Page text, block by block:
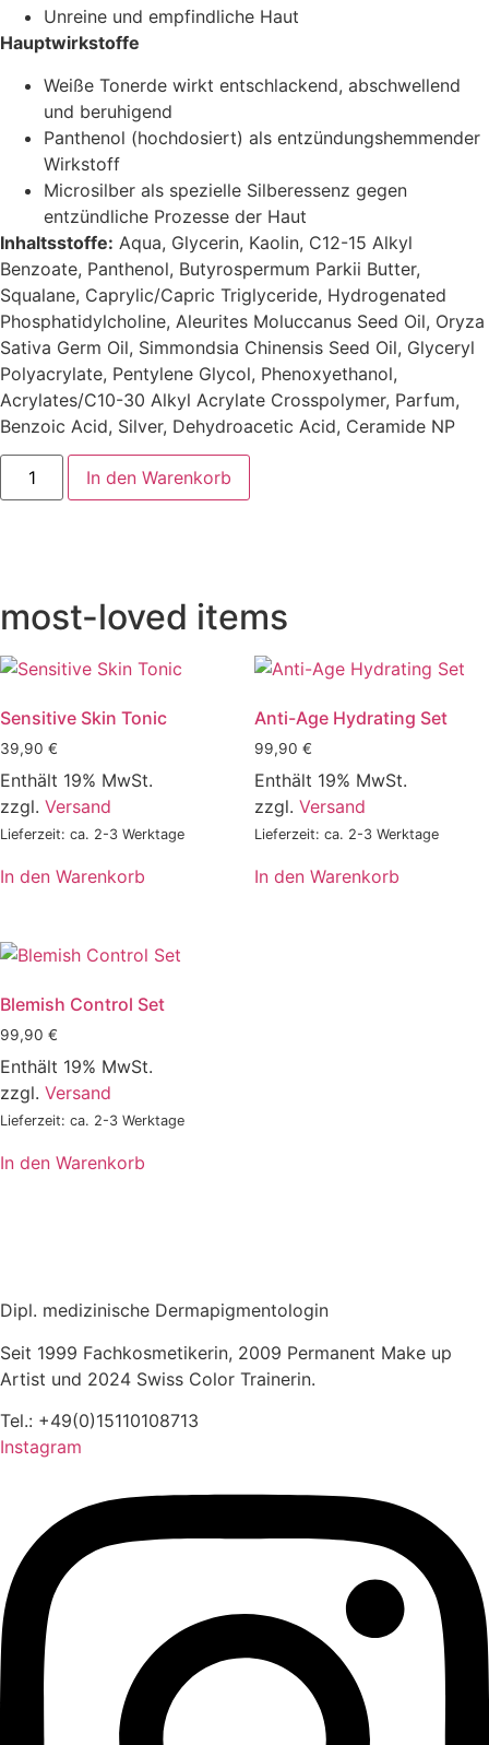
Unreine und empfindliche Haut
Hauptwirkstoffe
Weiße Tonerde wirkt entschlackend, abschwellend
und beruhigend
Panthenol (hochdosiert) als entzündungshemmender
Wirkstoff
Microsilber als spezielle Silberessenz gegen
entzündliche Prozesse der Haut
Inhaltsstoffe: Aqua, Glycerin, Kaolin, C12-15 Alkyl
Benzoate, Panthenol, Butyrospermum Parkii Butter,
Squalane, Caprylic/Capric Triglyceride, Hydrogenated
Phosphatidylcholine, Aleurites Moluccanus Seed Oil, Oryza
Sativa Germ Oil, Simmondsia Chinensis Seed Oil, Glyceryl
Polyacrylate, Pentylene Glycol, Phenoxyethanol,
Acrylates/C10-30 Alkyl Acrylate Crosspolymer, Parfum,
Benzoic Acid, Silver, Dehydroacetic Acid, Ceramide NP
Purifying
Silver
Mask
In den Warenkorb
most-loved items
Sensitive Skin Tonic
39,90 €
Enthält 19% MwSt.
zzgl. Versand
Lieferzeit: ca. 2-3 Werktage
In den Warenkorb
Anti-Age Hydrating Set
99,90 €
Enthält 19% MwSt.
zzgl. Versand
Lieferzeit: ca. 2-3 Werktage
In den Warenkorb
Blemish Control Set
99,90 €
Enthält 19% MwSt.
zzgl. Versand
Lieferzeit: ca. 2-3 Werktage
In den Warenkorb
Dipl. medizinische Dermapigmentologin
Seit 1999 Fachkosmetikerin, 2009 Permanent Make up
Artist und 2024 Swiss Color Trainerin.
Tel.: +49(0)15110108713
Instagram